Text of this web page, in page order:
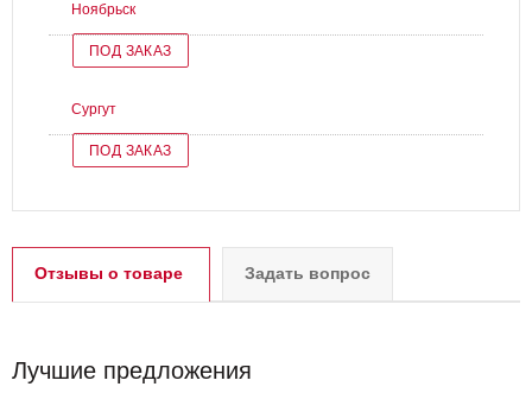
Ноябрьск
ПОД ЗАКАЗ
Сургут
ПОД ЗАКАЗ
Отзывы о товаре Задать вопрос
Лучшие предложения